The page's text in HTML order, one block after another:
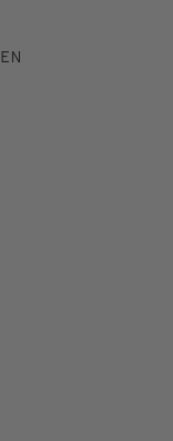
EN